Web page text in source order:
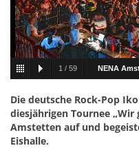
1 / 59 NENA
Die deutsche Rock-Pop
diesjährigen Tournee „Wir
Amstetten auf und
Eishalle.